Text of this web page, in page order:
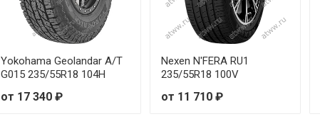
Yokohama Geolandar A/T
G015 235/55R18 104H
от 17 340 ₽
Nexen N'FERA RU1
235/55R18 100V
от 11 710 ₽